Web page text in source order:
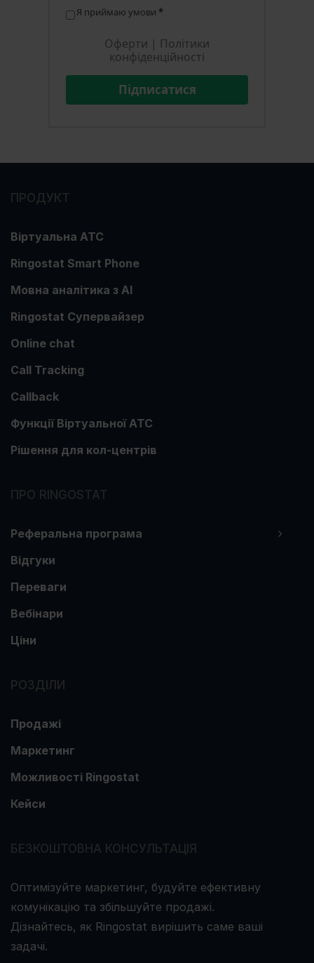
Я приймаю умови *
Оферти | Політики
конфіденційності
Підписатися
БЕЗКОШТОВНА КОНСУЛЬТАЦІЯ
Оптимізуйте маркетинг, будуйте ефективну
комунікацію та збільшуйте продажі.
Дізнайтесь, як Ringostat вирішить саме ваші
задачі.
ПРОДУКТ
Віртуальна АТС
Ringostat Smart Phone
Мовна аналітика з АІ
Ringostat Супервайзер
Online chat
Call Tracking
Callback
Функції Віртуальної АТС
Рішення для кол-центрів
ПРО RINGOSTAT
Реферальна програма
Відгуки
Переваги
Вебінари
Ціни
РОЗДІЛИ
Продажі
Маркетинг
Можливості Ringostat
Кейси